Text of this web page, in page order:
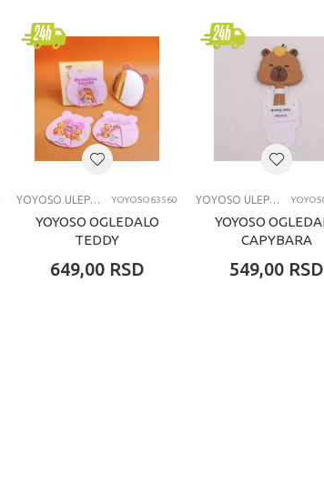
YOYOSO ULEPŠAVANJE YOYOSO63560
YOYOSO OGLEDALO
TEDDY
649,00 RSD
YOYOSO ULEPŠAVANJE
YOYOSO
CAPYBARA
549,00 RSD